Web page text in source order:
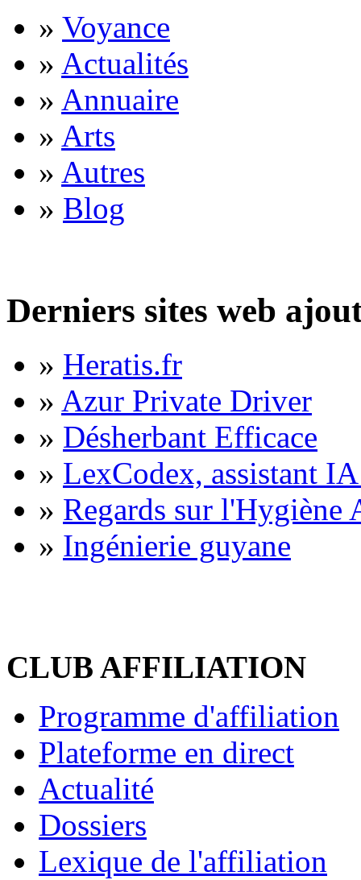
» Voyance
» Actualités
» Annuaire
» Arts
» Autres
» Blog
Derniers sites web
» Heratis.fr
» Azur Private Driver
» Désherbant Efficace
» LexCodex, assistant
» Regards sur l'Hygiène
» Ingénierie guyane
CLUB AFFILIATION
Programme d'affiliation
Plateforme en direct
Actualité
Dossiers
Lexique de l'affiliation